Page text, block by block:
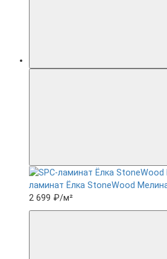
ламинат Ëлка StoneWood
2 699 ₽/м²